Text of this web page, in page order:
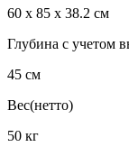
60 х 85 х 38.2 см
Глубина с учетом
45 см
Вес(нетто)
50 кг